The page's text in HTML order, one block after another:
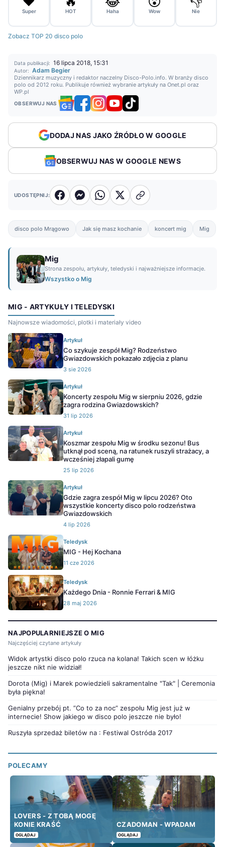
Super HOT Haha Wow Nie
Zobacz TOP 20 disco polo
Data publikacji: 16 lipca 2018, 15:31
Autor: Adam Begier
Dziennikarz muzyczny i redaktor naczelny Disco-Polo.info. W branży disco
polo od 2012 roku. Publikuje również wybranie artykuły na Onet.pl oraz
WP.pl
OBSERWUJ NAS
DODAJ NAS JAKO ŹRÓDŁO W GOOGLE
OBSERWUJ NAS W GOOGLE NEWS
UDOSTĘPNIJ:
disco polo Mrągowo Jak się masz kochanie koncert mig Mig
Mig
Strona zespołu, artykuły, teledyski i najważniejsze informacje.
Wszystko o Mig
MIG - ARTYKUŁY I TELEDYSKI
Najnowsze wiadomości, plotki i materiały video
Artykuł
Co szykuje zespół Mig? Rodzeństwo
Gwiazdowskich pokazało zdjęcia z planu
3 sie 2026
Artykuł
Koncerty zespołu Mig w sierpniu 2026, gdzie
zagra rodzina Gwiazdowskich?
31 lip 2026
Artykuł
Koszmar zespołu Mig w środku sezonu! Bus
utknął pod sceną, na ratunek ruszyli strażacy, a
wcześniej złapali gumę
25 lip 2026
Artykuł
Gdzie zagra zespół Mig w lipcu 2026? Oto
wszystkie koncerty disco polo rodzeństwa
Gwiazdowskich
4 lip 2026
Teledysk
MIG - Hej Kochana
11 cze 2026
Teledysk
Każdego Dnia - Ronnie Ferrari & MIG
28 maj 2026
NAJPOPULARNIEJSZE O MIG
Najczęściej czytane artykuły
Widok artystki disco polo rzuca na kolana! Takich scen w łóżku
jeszcze nikt nie widział!
Dorota (Mig) i Marek powiedzieli sakramentalne "Tak" | Ceremonia
była piękna!
Genialny przebój pt. ”Co to za noc” zespołu Mig jest już w
internecie! Show jakiego w disco polo jeszcze nie było!
Ruszyła sprzedaż biletów na : Festiwal Ostróda 2017
POLECAMY
LOVERS - Z TOBĄ MOGĘ
KONIE KRAŚĆ
OGLĄDAJ
CZADOMAN - WPADAM
OGLĄDAJ